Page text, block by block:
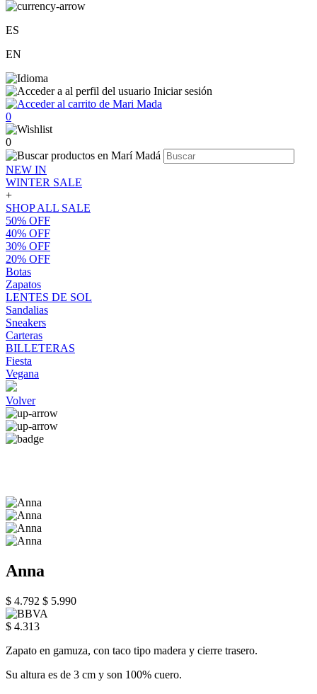
ES
EN
Iniciar sesión
0
0
NEW IN
WINTER SALE
+
SHOP ALL SALE
50% OFF
40% OFF
30% OFF
20% OFF
Botas
Zapatos
LENTES DE SOL
Sandalias
Sneakers
Carteras
BILLETERAS
Fiesta
Vegana
Volver
Anna
$ 4.792 $ 5.990
$ 4.313
Zapato en gamuza, con taco tipo madera y cierre trasero.
Su altura es de 3 cm y son 100% cuero.